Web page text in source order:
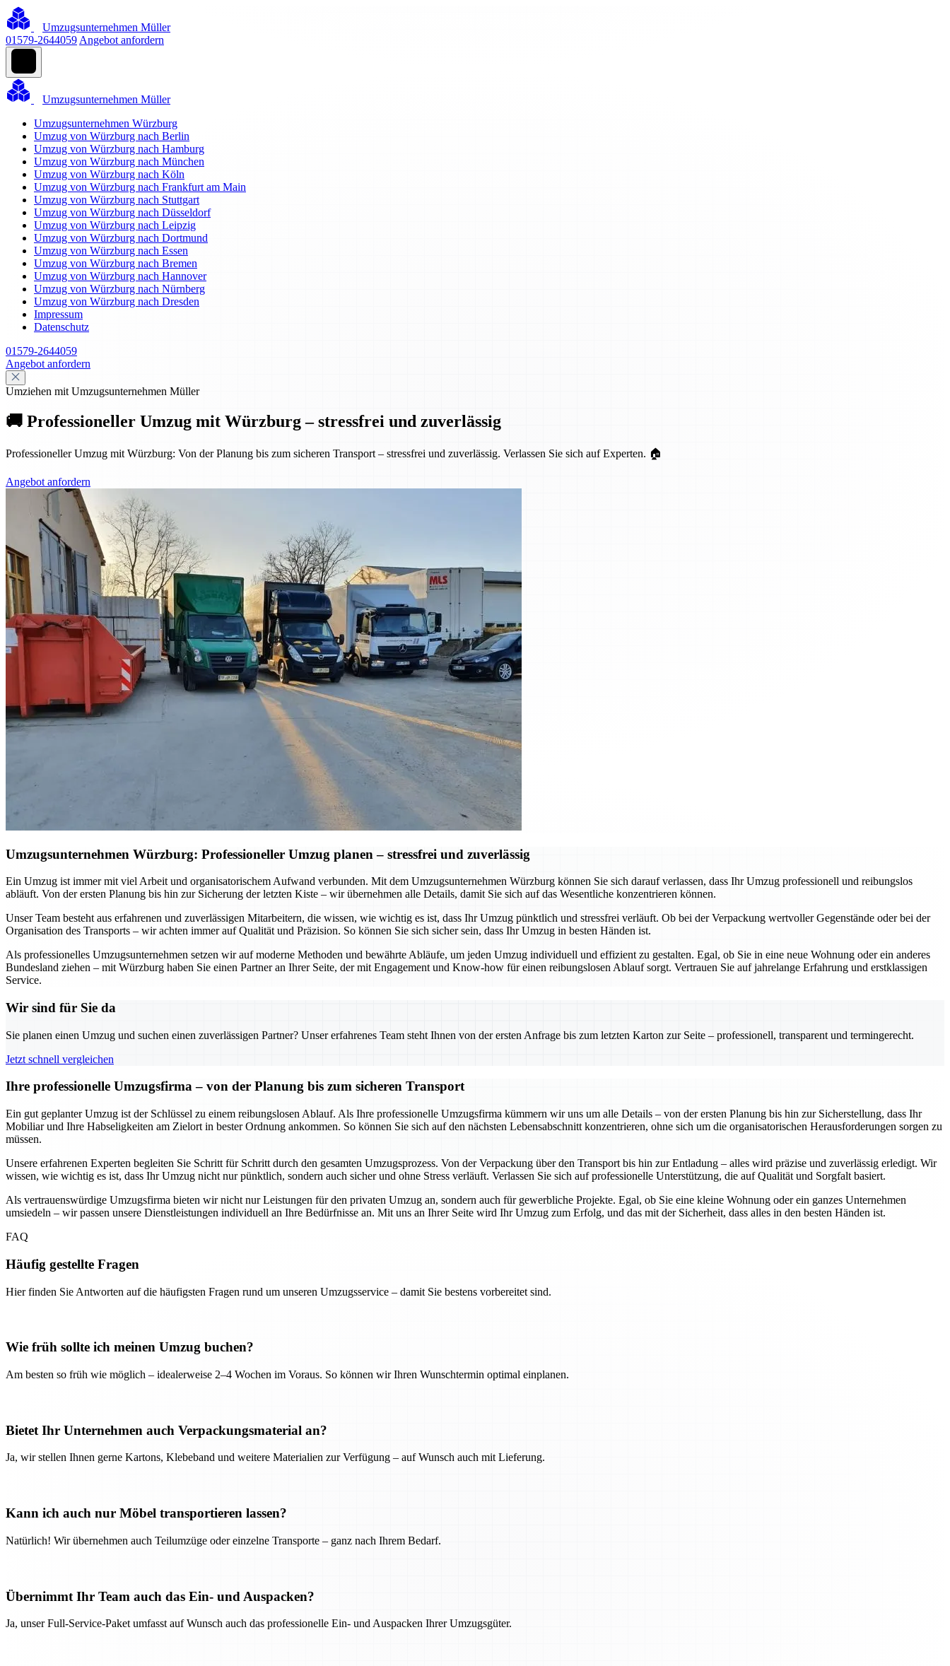
Umzugsunternehmen Müller
01579-2644059 Angebot anfordern
Umzugsunternehmen Müller
Umzugsunternehmen Würzburg
Umzug von Würzburg nach Berlin
Umzug von Würzburg nach Hamburg
Umzug von Würzburg nach München
Umzug von Würzburg nach Köln
Umzug von Würzburg nach Frankfurt am Main
Umzug von Würzburg nach Stuttgart
Umzug von Würzburg nach Düsseldorf
Umzug von Würzburg nach Leipzig
Umzug von Würzburg nach Dortmund
Umzug von Würzburg nach Essen
Umzug von Würzburg nach Bremen
Umzug von Würzburg nach Hannover
Umzug von Würzburg nach Nürnberg
Umzug von Würzburg nach Dresden
Impressum
Datenschutz
01579-2644059
Angebot anfordern
Umziehen mit Umzugsunternehmen Müller
🚚 Professioneller Umzug mit Würzburg – stressfrei und zuverlässig
Professioneller Umzug mit Würzburg: Von der Planung bis zum sicheren Transport – stressfrei und zuverlässig. Verlassen Sie sich auf Experten. 🏠
Angebot anfordern
Umzugsunternehmen Würzburg: Professioneller Umzug planen – stressfrei und zuverlässig
Ein Umzug ist immer mit viel Arbeit und organisatorischem Aufwand verbunden. Mit dem Umzugsunternehmen Würzburg können Sie sich darauf verlassen, dass Ihr Umzug professionell und reibungslos
abläuft. Von der ersten Planung bis hin zur Sicherung der letzten Kiste – wir übernehmen alle Details, damit Sie sich auf das Wesentliche konzentrieren können.
Unser Team besteht aus erfahrenen und zuverlässigen Mitarbeitern, die wissen, wie wichtig es ist, dass Ihr Umzug pünktlich und stressfrei verläuft. Ob bei der Verpackung wertvoller Gegenstände oder bei der
Organisation des Transports – wir achten immer auf Qualität und Präzision. So können Sie sich sicher sein, dass Ihr Umzug in besten Händen ist.
Als professionelles Umzugsunternehmen setzen wir auf moderne Methoden und bewährte Abläufe, um jeden Umzug individuell und effizient zu gestalten. Egal, ob Sie in eine neue Wohnung oder ein anderes
Bundesland ziehen – mit Würzburg haben Sie einen Partner an Ihrer Seite, der mit Engagement und Know-how für einen reibungslosen Ablauf sorgt. Vertrauen Sie auf jahrelange Erfahrung und erstklassigen
Service.
Wir sind für Sie da
Sie planen einen Umzug und suchen einen zuverlässigen Partner? Unser erfahrenes Team steht Ihnen von der ersten Anfrage bis zum letzten Karton zur Seite – professionell, transparent und termingerecht.
Jetzt schnell vergleichen
Ihre professionelle Umzugsfirma – von der Planung bis zum sicheren Transport
Ein gut geplanter Umzug ist der Schlüssel zu einem reibungslosen Ablauf. Als Ihre professionelle Umzugsfirma kümmern wir uns um alle Details – von der ersten Planung bis hin zur Sicherstellung, dass Ihr
Mobiliar und Ihre Habseligkeiten am Zielort in bester Ordnung ankommen. So können Sie sich auf den nächsten Lebensabschnitt konzentrieren, ohne sich um die organisatorischen Herausforderungen sorgen zu
müssen.
Unsere erfahrenen Experten begleiten Sie Schritt für Schritt durch den gesamten Umzugsprozess. Von der Verpackung über den Transport bis hin zur Entladung – alles wird präzise und zuverlässig erledigt. Wir
wissen, wie wichtig es ist, dass Ihr Umzug nicht nur pünktlich, sondern auch sicher und ohne Stress verläuft. Verlassen Sie sich auf professionelle Unterstützung, die auf Qualität und Sorgfalt basiert.
Als vertrauenswürdige Umzugsfirma bieten wir nicht nur Leistungen für den privaten Umzug an, sondern auch für gewerbliche Projekte. Egal, ob Sie eine kleine Wohnung oder ein ganzes Unternehmen
umsiedeln – wir passen unsere Dienstleistungen individuell an Ihre Bedürfnisse an. Mit uns an Ihrer Seite wird Ihr Umzug zum Erfolg, und das mit der Sicherheit, dass alles in den besten Händen ist.
FAQ
Häufig gestellte Fragen
Hier finden Sie Antworten auf die häufigsten Fragen rund um unseren Umzugsservice – damit Sie bestens vorbereitet sind.
Wie früh sollte ich meinen Umzug buchen?
Am besten so früh wie möglich – idealerweise 2–4 Wochen im Voraus. So können wir Ihren Wunschtermin optimal einplanen.
Bietet Ihr Unternehmen auch Verpackungsmaterial an?
Ja, wir stellen Ihnen gerne Kartons, Klebeband und weitere Materialien zur Verfügung – auf Wunsch auch mit Lieferung.
Kann ich auch nur Möbel transportieren lassen?
Natürlich! Wir übernehmen auch Teilumzüge oder einzelne Transporte – ganz nach Ihrem Bedarf.
Übernimmt Ihr Team auch das Ein- und Auspacken?
Ja, unser Full-Service-Paket umfasst auf Wunsch auch das professionelle Ein- und Auspacken Ihrer Umzugsgüter.